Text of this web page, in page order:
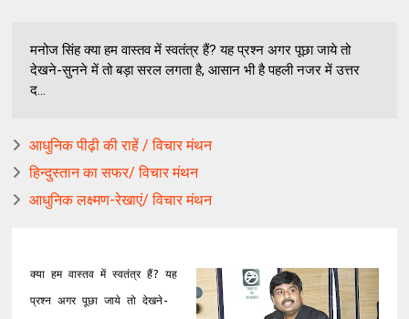
मनोज सिंह क्या हम वास्तव में स्वतंत्र हैं? यह प्रश्न अगर पूछा जाये तो
देखने-सुनने में तो बड़ा सरल लगता है, आसान भी है पहली नजर में उत्तर
द...
आधुनिक पीढ़ी की राहें / विचार मंथन
हिन्दुस्तान का सफर/ विचार मंथन
आधुनिक लक्ष्मण-रेखाएं/ विचार मंथन
क्या हम वास्तव में स्वतंत्र हैं? यह
प्रश्न अगर पूछा जाये तो देखने-